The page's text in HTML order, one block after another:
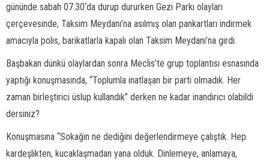
gününde sabah 07.30‘da durup dururken Gezi Parkı olayları
çerçevesinde, Taksim Meydanı’na asılmış olan pankartları indirmek
amacıyla polis, barikatlarla kapalı olan Taksim Meydanı’na girdi.
Başbakan dünkü olaylardan sonra Meclis’te grup toplantısı esnasında
yaptığı konuşmasında, “Toplumla inatlaşan bir parti olmadık. Her
zaman birleştirici üslup kullandık” derken ne kadar inandırıcı olabildi
dersiniz?
Konuşmasına “Sokağın ne dediğini değerlendirmeye çalıştık. Hep
kardeşlikten, kucaklaşmadan yana olduk. Dinlemeye, anlamaya,